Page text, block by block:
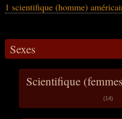
1 scientifique (homme)
Sexes
Scientifique
(14)